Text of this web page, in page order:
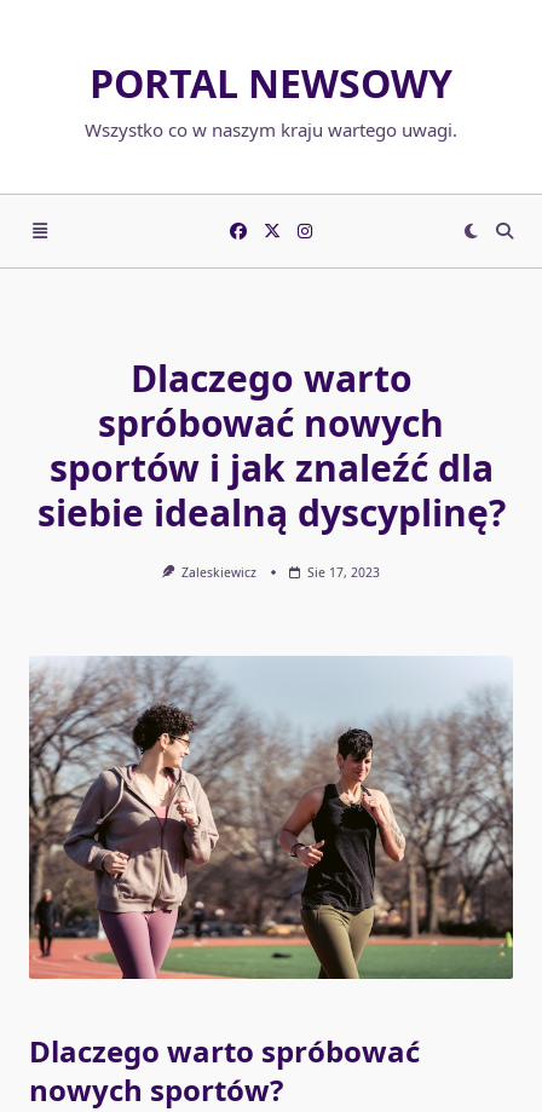
PORTAL NEWSOWY
Wszystko co w naszym kraju wartego uwagi.
Dlaczego warto
spróbować nowych
sportów i jak znaleźć dla
siebie idealną dyscyplinę?
Zaleskiewicz Sie 17, 2023
Dlaczego warto spróbować
nowych sportów?